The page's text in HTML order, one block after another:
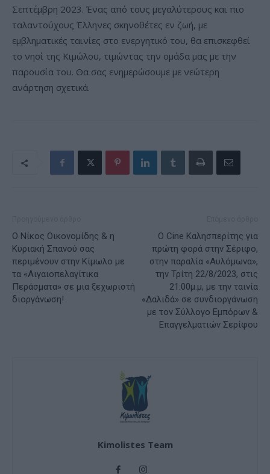
Σεπτέμβρη 2023. Ένας από τους μεγαλύτερους και πιο
ταλαντούχους Έλληνες σκηνοθέτες εν ζωή, με
εμβληματικές ταινίες στο ενεργητικό του, θα επισκεφθεί
το νησί της Κιμώλου, τιμώντας την ομάδα μας με την
παρουσία του. Θα σας ενημερώσουμε με νεώτερη
ανάρτηση σχετικά.
Ο Νίκος Οικονομίδης & η
Κυριακή Σπανού σας
περιμένουν στην Κίμωλο με
τα «Αιγαιοπελαγίτικα
Περάσματα» σε μια ξεχωριστή
διοργάνωση!
Ο Cine Καλησπερίτης για
πρώτη φορά στην Σέριφο,
στην παραλία «Αυλόμωνα»,
την Τρίτη 22/8/2023, στις
21:00μ.μ, με την ταινία
«Δαλιδά» σε συνδιοργάνωση
με τον Σύλλογο Εμπόρων &
Επαγγελματιών Σερίφου
Kimolistes Team